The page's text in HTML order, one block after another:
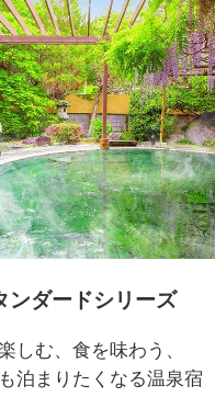
ンダードシリーズ
しむ、食を味わう、
泊まりたくなる温泉宿